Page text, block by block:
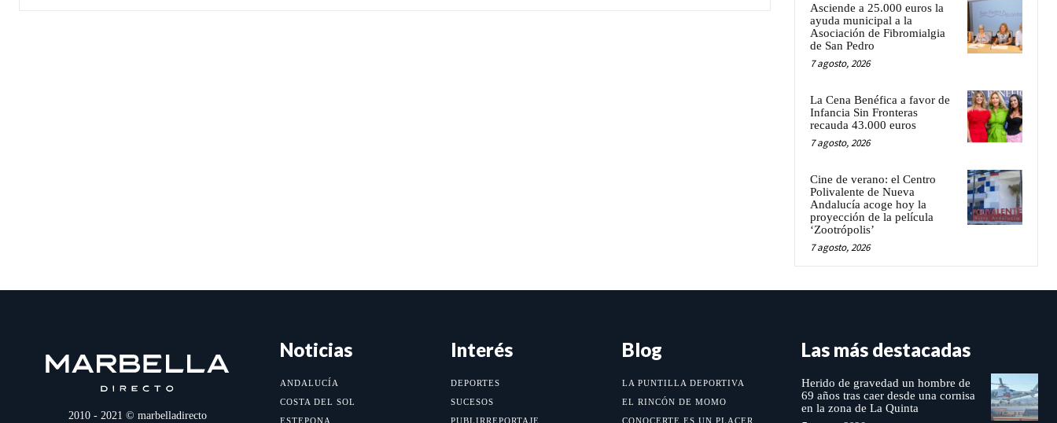
Asciende a 25.000 euros la
ayuda municipal a la
Asociación de Fibromialgia
de San Pedro
7 agosto, 2026
La Cena Benéfica a favor de
Infancia Sin Fronteras
recauda 43.000 euros
7 agosto, 2026
Cine de verano: el Centro
Polivalente de Nueva
Andalucía acoge hoy la
proyección de la película
‘Zootrópolis’
7 agosto, 2026
2010 - 2021 © marbelladirecto
Noticias
ANDALUCÍA
COSTA DEL SOL
ESTEPONA
Interés
DEPORTES
SUCESOS
PUBLIRREPORTAJE
Blog
LA PUNTILLA DEPORTIVA
EL RINCÓN DE MOMO
CONOCERTE ES UN PLACER
Las más destacadas
Herido de gravedad un hombre de
69 años tras caer desde una cornisa
en la zona de La Quinta